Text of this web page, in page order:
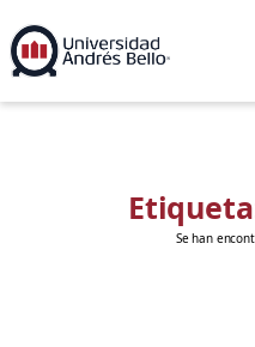
Se han